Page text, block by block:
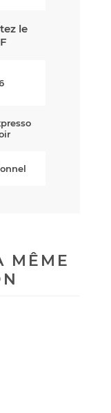
le
MÊME